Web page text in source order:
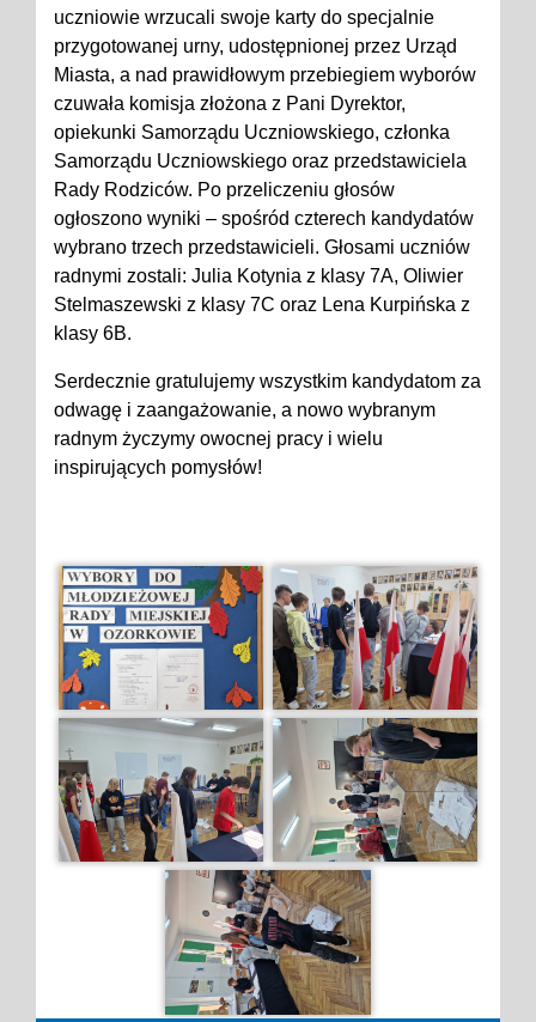
uczniowie wrzucali swoje karty do specjalnie
przygotowanej urny, udostępnionej przez Urząd
Miasta, a nad prawidłowym przebiegiem wyborów
czuwała komisja złożona z Pani Dyrektor,
opiekunki Samorządu Uczniowskiego, członka
Samorządu Uczniowskiego oraz przedstawiciela
Rady Rodziców. Po przeliczeniu głosów
ogłoszono wyniki – spośród czterech kandydatów
wybrano trzech przedstawicieli. Głosami uczniów
radnymi zostali: Julia Kotynia z klasy 7A, Oliwier
Stelmaszewski z klasy 7C oraz Lena Kurpińska z
klasy 6B.
Serdecznie gratulujemy wszystkim kandydatom za
odwagę i zaangażowanie, a nowo wybranym
radnym życzymy owocnej pracy i wielu
inspirujących pomysłów!